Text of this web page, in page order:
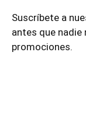
Suscríbete a
antes que
promociones.